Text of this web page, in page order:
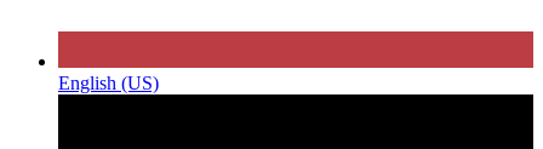
English (US)